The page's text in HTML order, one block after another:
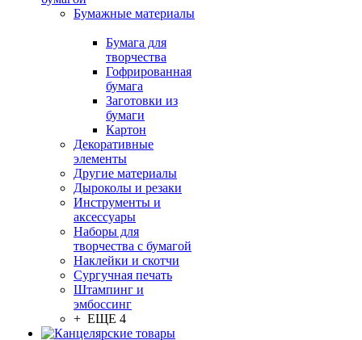
Бумажные материалы
Бумага для
творчества
Гофрированная
бумага
Заготовки из
бумаги
Картон
Декоративные
элементы
Другие материалы
Дыроколы и резаки
Инструменты и
аксессуары
Наборы для
творчества с бумагой
Наклейки и скотчи
Сургучная печать
Штампинг и
эмбоссинг
+ ЕЩЕ 4